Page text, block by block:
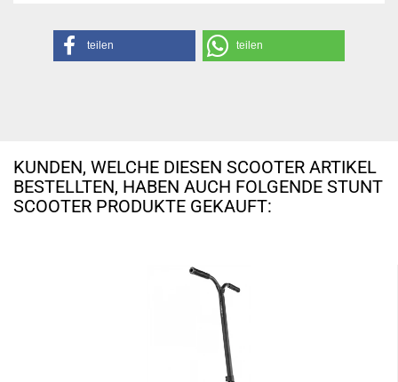
teilen teilen
KUNDEN, WELCHE DIESEN SCOOTER ARTIKEL
BESTELLTEN, HABEN AUCH FOLGENDE STUNT
SCOOTER PRODUKTE GEKAUFT: